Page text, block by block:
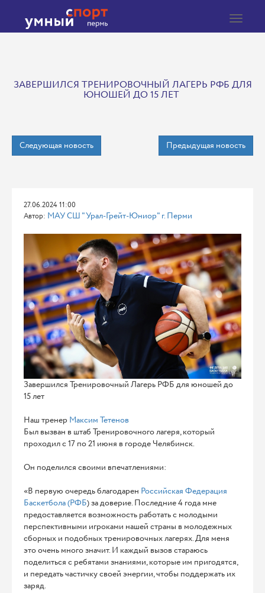
Toggle
ЗАВЕРШИЛСЯ ТРЕНИРОВОЧНЫЙ ЛАГЕРЬ РФБ ДЛЯ
ЮНОШЕЙ ДО 15 ЛЕТ
Следующая новость Предыдущая новость
27.06.2024 11:00
Автор: МАУ СШ "Урал-Грейт-Юниор" г. Перми
Завершился Тренировочный Лагерь РФБ для юношей до
15 лет
Наш тренер Максим Тетенов
Был вызван в штаб Тренировочного лагеря, который
проходил с 17 по 21 июня в городе Челябинск.
Он поделился своими впечатлениями:
«В первую очередь благодарен Российская Федерация
Баскетбола (РФБ) за доверие. Последние 4 года мне
предоставляется возможность работать с молодыми
перспективными игроками нашей страны в молодежных
сборных и подобных тренировочных лагерях. Для меня
это очень много значит. И каждый вызов стараюсь
поделиться с ребятами знаниями, которые им пригодятся,
и передать частичку своей энергии, чтобы поддержать их
заряд.